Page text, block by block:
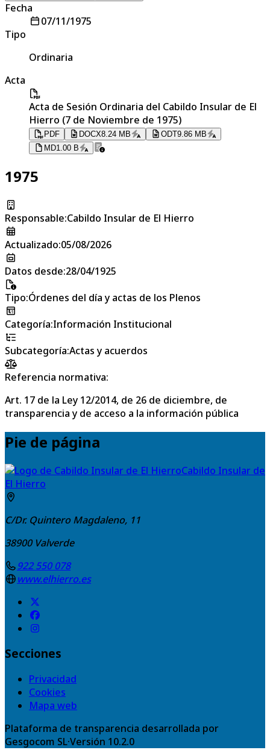
Fecha
07/11/1975
Tipo
Ordinaria
Acta
Acta de Sesión Ordinaria del Cabildo Insular de El
Hierro (7 de Noviembre de 1975)
PDF DOCX8.24 MB ODT9.86 MB
MD1.00 B
1975
Responsable:Cabildo Insular de El Hierro
Actualizado:05/08/2026
Datos desde:28/04/1925
Tipo:Órdenes del día y actas de los Plenos
Categoría:Información Institucional
Subcategoría:Actas y acuerdos
Referencia normativa:
Art. 17 de la Ley 12/2014, de 26 de diciembre, de
transparencia y de acceso a la información pública
Pie de página
Cabildo Insular de
El Hierro
C/Dr. Quintero Magdaleno, 11
38900 Valverde
922 550 078
www.elhierro.es
Secciones
Privacidad
Cookies
Mapa web
Plataforma de transparencia desarrollada por
Gesgocom SL·Versión 10.2.0